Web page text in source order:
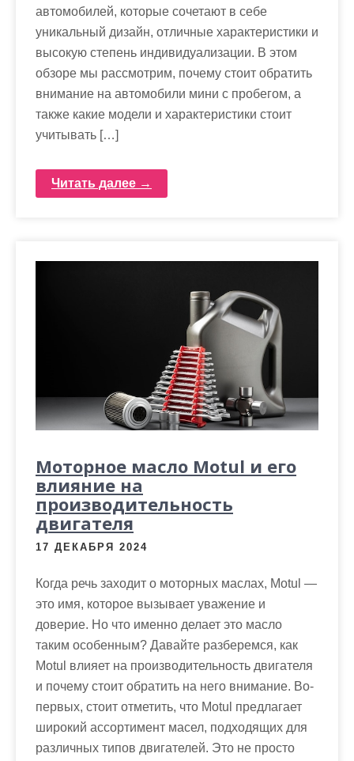
автомобилей, которые сочетают в себе
уникальный дизайн, отличные характеристики и
высокую степень индивидуализации. В этом
обзоре мы рассмотрим, почему стоит обратить
внимание на автомобили мини с пробегом, а
также какие модели и характеристики стоит
учитывать […]
Читать далее →
Моторное масло Motul и его
влияние на
производительность
двигателя
17 ДЕКАБРЯ 2024
Когда речь заходит о моторных маслах, Motul —
это имя, которое вызывает уважение и
доверие. Но что именно делает это масло
таким особенным? Давайте разберемся, как
Motul влияет на производительность двигателя
и почему стоит обратить на него внимание. Во-
первых, стоит отметить, что Motul предлагает
широкий ассортимент масел, подходящих для
различных типов двигателей. Это не просто